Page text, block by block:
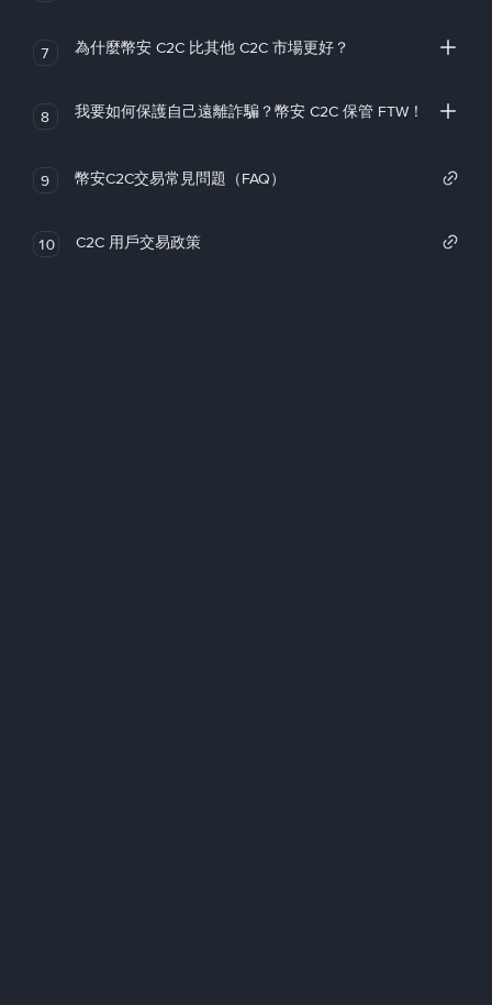
7 為什麼幣安 C2C 比其他 C2C 市場更好？
8 我要如何保護自己遠離詐騙？幣安 C2C 保管 FTW！
9 幣安C2C交易常見問題（FAQ）
10 C2C 用戶交易政策